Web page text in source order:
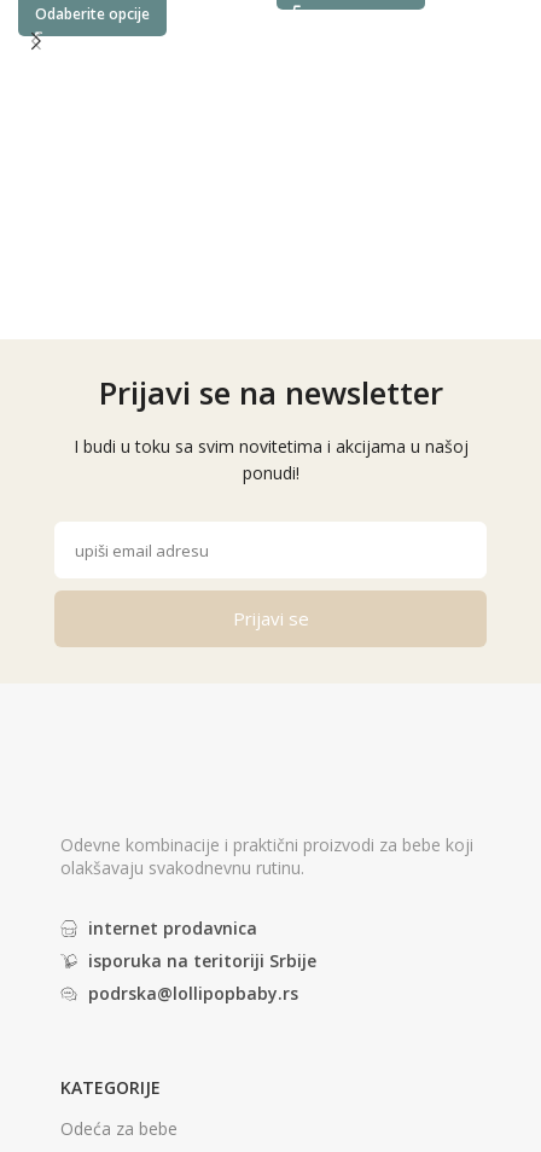
Odaberite opcije
Prijavi se na newsletter
I budi u toku sa svim novitetima i akcijama u našoj
ponudi!
Prijavi se
Odevne kombinacije i praktični proizvodi za bebe koji
olakšavaju svakodnevnu rutinu.
internet prodavnica
isporuka na teritoriji Srbije
podrska@lollipopbaby.rs
KATEGORIJE
Odeća za bebe